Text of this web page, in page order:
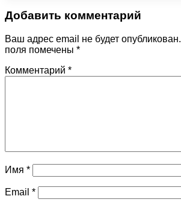
Добавить комментарий
Ваш адрес email не будет опубликован.
поля помечены *
Комментарий *
Имя *
Email *